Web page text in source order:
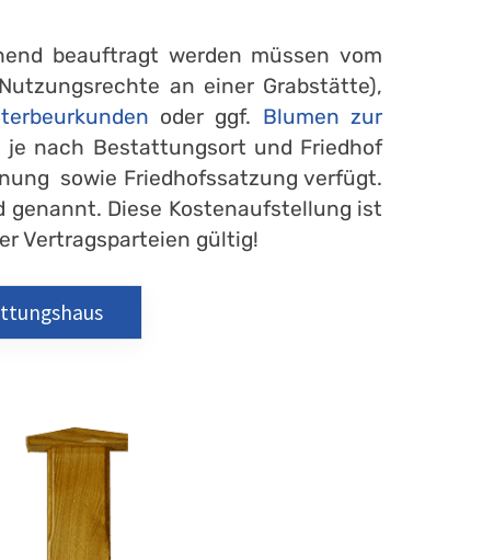
beauftragt werden müssen vom
an einer Grabstätte),
oder ggf. Blumen zur
je nach Bestattungsort und Friedhof
sowie Friedhofssatzung verfügt.
genannt. Diese Kostenaufstellung ist
Vertragsparteien gültig!